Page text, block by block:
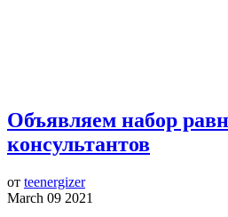
Объявляем набор
консультантов
от teenergizer
March 09 2021